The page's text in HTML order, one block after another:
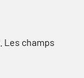
Les champs